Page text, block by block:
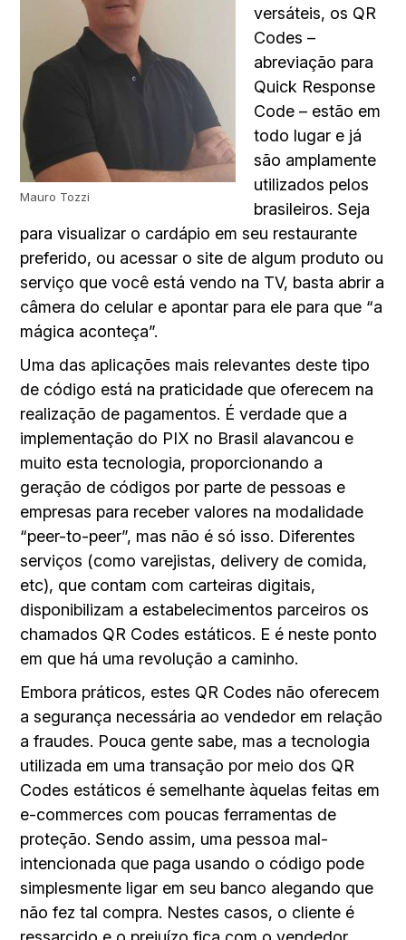
Mauro Tozzi
versáteis, os QR
Codes –
abreviação para
Quick Response
Code – estão em
todo lugar e já
são amplamente
utilizados pelos
brasileiros. Seja
para visualizar o cardápio em seu restaurante
preferido, ou acessar o site de algum produto ou
serviço que você está vendo na TV, basta abrir a
câmera do celular e apontar para ele para que “a
mágica aconteça”.
Uma das aplicações mais relevantes deste tipo
de código está na praticidade que oferecem na
realização de pagamentos. É verdade que a
implementação do PIX no Brasil alavancou e
muito esta tecnologia, proporcionando a
geração de códigos por parte de pessoas e
empresas para receber valores na modalidade
“peer-to-peer”, mas não é só isso. Diferentes
serviços (como varejistas, delivery de comida,
etc), que contam com carteiras digitais,
disponibilizam a estabelecimentos parceiros os
chamados QR Codes estáticos. E é neste ponto
em que há uma revolução a caminho.
Embora práticos, estes QR Codes não oferecem
a segurança necessária ao vendedor em relação
a fraudes. Pouca gente sabe, mas a tecnologia
utilizada em uma transação por meio dos QR
Codes estáticos é semelhante àquelas feitas em
e-commerces com poucas ferramentas de
proteção. Sendo assim, uma pessoa mal-
intencionada que paga usando o código pode
simplesmente ligar em seu banco alegando que
não fez tal compra. Nestes casos, o cliente é